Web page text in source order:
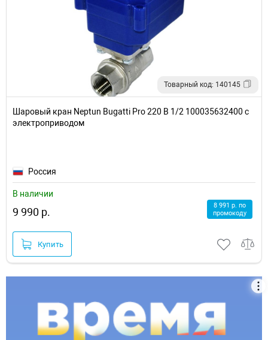
Товарный код: 140145
Шаровый кран Neptun Bugatti Pro 220 В 1/2 100035632400 с
электроприводом
Россия
В наличии
9 990 р.
8 991 р. по
промокоду
Купить